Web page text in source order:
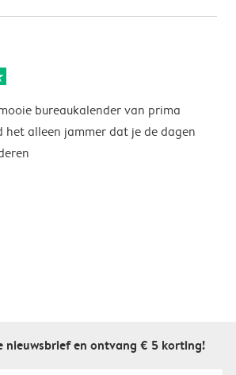
bureaukalender van prima
het alleen jammer dat je de dagen
pagination
nieuwsbrief en ontvang € 5 korting!